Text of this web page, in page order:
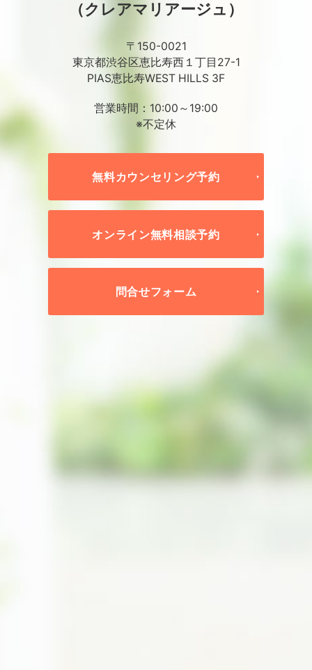
（クレアマリアージュ）
〒150-0021
東京都渋谷区恵比寿西１丁目27-1
PIAS恵比寿WEST HILLS 3F
営業時間：10:00～19:00
※不定休
無料カウンセリング予約
オンライン無料相談予約
問合せフォーム